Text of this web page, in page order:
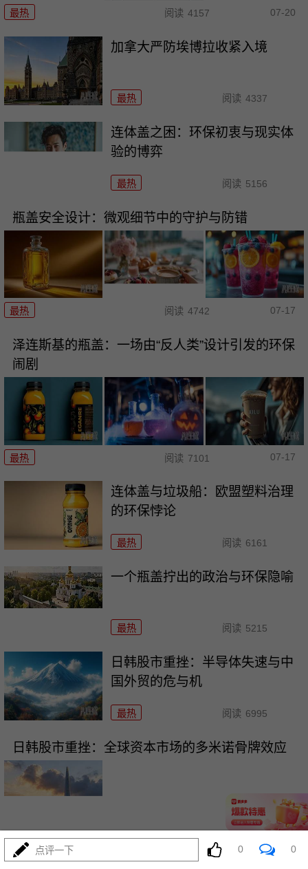
最热 阅读 4157 07-20
加拿大严防埃博拉收紧入境
最热 阅读 4337
连体盖之困：环保初衷与现实体
验的博弈
最热 阅读 5156
瓶盖安全设计：微观细节中的守护与防错
最热 阅读 4742 07-17
泽连斯基的瓶盖：一场由“反人类”设计引发的环保
闹剧
最热 阅读 7101 07-17
连体盖与垃圾船：欧盟塑料治理
的环保悖论
最热 阅读 6161
一个瓶盖拧出的政治与环保隐喻
最热 阅读 5215
日韩股市重挫：半导体失速与中
国外贸的危与机
最热 阅读 6995
日韩股市重挫：全球资本市场的多米诺骨牌效应
最热 阅读 5955
点评一下 0 0